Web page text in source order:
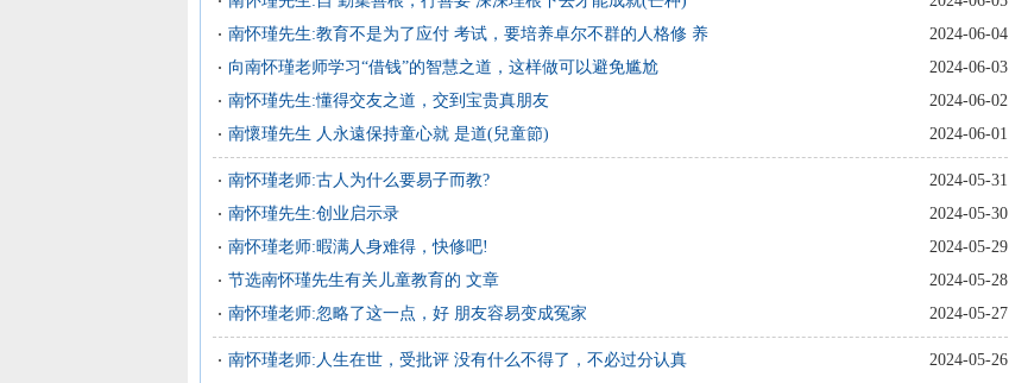
南怀瑾先生:教育不是为了应付 考试，要培养卓尔不群的人格修 养
2024-06-04
向南怀瑾老师学习“借钱”的智慧之道，这样做可以避免尴尬
2024-06-03
南怀瑾先生:懂得交友之道，交到宝贵真朋友
2024-06-02
南懷瑾先生 人永遠保持童心就 是道(兒童節)
2024-06-01
南怀瑾老师:古人为什么要易子而教?
2024-05-31
南怀瑾先生:创业启示录
2024-05-30
南怀瑾老师:暇满人身难得，快修吧!
2024-05-29
节选南怀瑾先生有关儿童教育的 文章
2024-05-28
南怀瑾老师:忽略了这一点，好 朋友容易变成冤家
2024-05-27
南怀瑾老师:人生在世，受批评 没有什么不得了，不必过分认真
2024-05-26